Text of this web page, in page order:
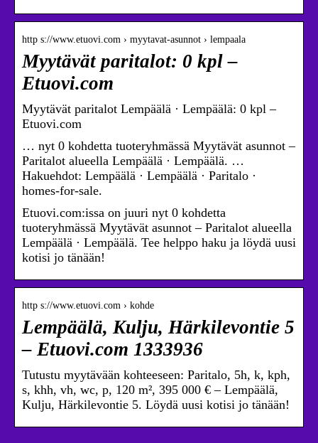
http s://www.etuovi.com › myytavat-asunnot › lempaala
Myytävät paritalot: 0 kpl –
Etuovi.com
Myytävät paritalot Lempäälä · Lempäälä: 0 kpl –
Etuovi.com
… nyt 0 kohdetta tuoteryhmässä Myytävät asunnot –
Paritalot alueella Lempäälä · Lempäälä. …
Hakuehdot: Lempäälä · Lempäälä · Paritalo ·
homes-for-sale.
Etuovi.com:issa on juuri nyt 0 kohdetta
tuoteryhmässä Myytävät asunnot – Paritalot alueella
Lempäälä · Lempäälä. Tee helppo haku ja löydä uusi
kotisi jo tänään!
http s://www.etuovi.com › kohde
Lempäälä, Kulju, Härkilevontie 5
– Etuovi.com 1333936
Tutustu myytävään kohteeseen: Paritalo, 5h, k, kph,
s, khh, vh, wc, p, 120 m², 395 000 € – Lempäälä,
Kulju, Härkilevontie 5. Löydä uusi kotisi jo tänään!